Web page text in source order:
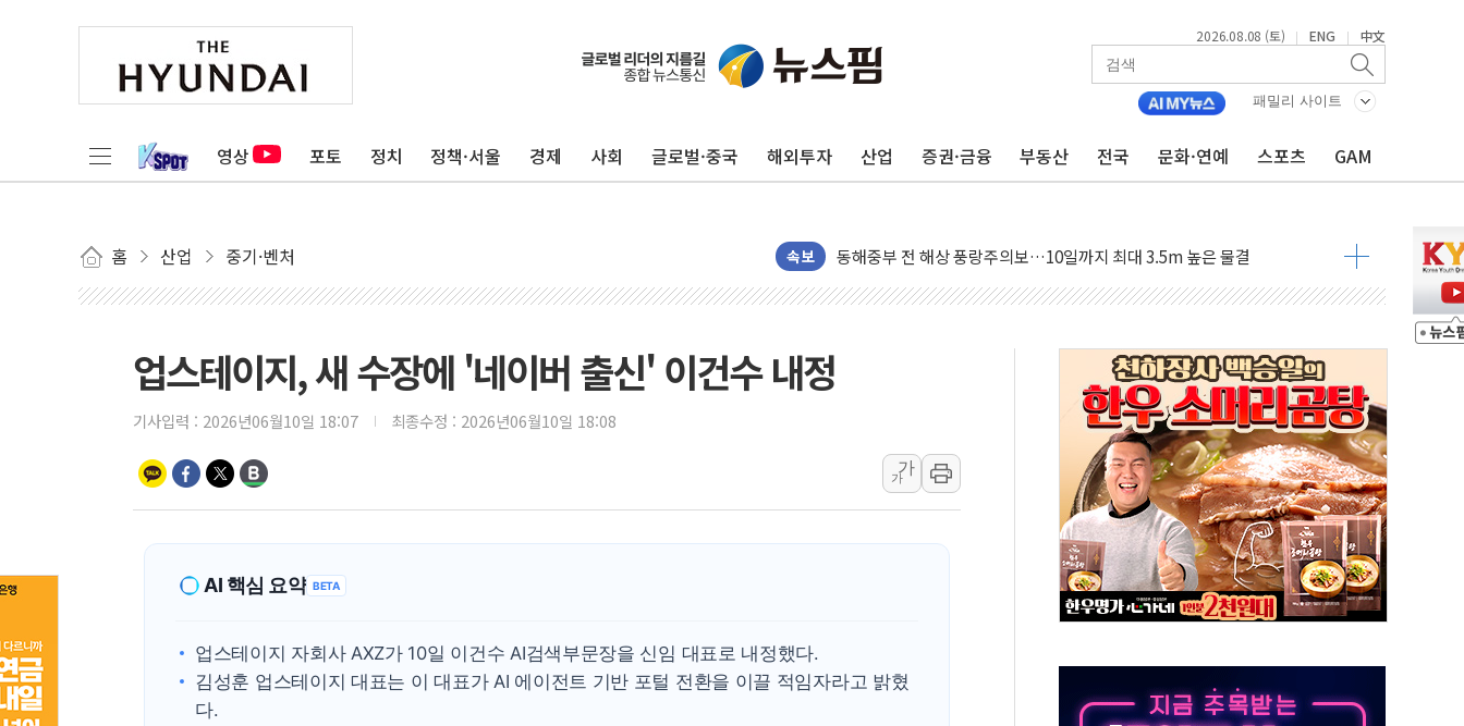
2026.08.08 (토) | ENG | 中文
패밀리 사이트
영상 포토 정치 정책·서울 경제 사회 글로벌·중국 해외투자 산업 증권·금융 부동산 전국 문화·연예 스포츠 GAM
홈 산업 중기·벤처 속보
'화합' 꺼낸 김민석에 '뻔뻔' 받아친 정청래…제주 연설서 신경전 고조
동해중부 전 해상 풍랑주의보…10일까지 최대 3.5m 높은 물결
연일 폭염에 온열질환 사망 23명…정부, 비상대응기구 가동
인제 용대리 계곡서 수위 상승으로 피서객 7명 고립…전원 구조
동해시, 11~14일 '별똥별 멍' 운영…페르세우스 유성우 관측
강원 중·남부 동해안 시간당 50mm 이상 폭우…호우경보 발효
청양 밭에서 일하던 90대 숨져…온열질환 여부 조사
폭염에 車 운전면허 기능시험 오전 집중 편성…체감온도 38도 넘으면 중단
李대통령, 'ISA·주가누르기 방지법' 전면 재검토 지시
'호우 특보' 경북 울진 시간당 20~30mm 강한 비...가뭄 해소될 듯
주말 무더위·열대야 지속…내륙 곳곳 소나기
오세훈 "용산공원 주택 검토, 민주당 스스로 원칙 뒤집는 것"
10월 보완수사권 폐지·공소청 출범…피해자들 '범죄 사각지대' 우려
한상협, 업계 개인정보 보안 새판 짠다…'자율규제단체' 타진
업스테이지, 새 수장에 '네이버 출신' 이건수 내정
기사입력 : 2026년06월10일 18:07 최종수정 : 2026년06월10일 18:08
가
가
AI 핵심 요약 BETA
업스테이지 자회사 AXZ가 10일 이건수 AI검색부문장을 신임 대표로 내정했다.
김성훈 업스테이지 대표는 이 대표가 AI 에이전트 기반 포털 전환을 이끌 적임자라고 밝혔
다.